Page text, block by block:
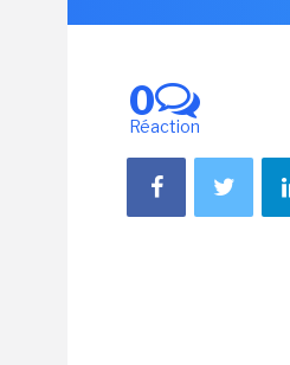
0
Réaction